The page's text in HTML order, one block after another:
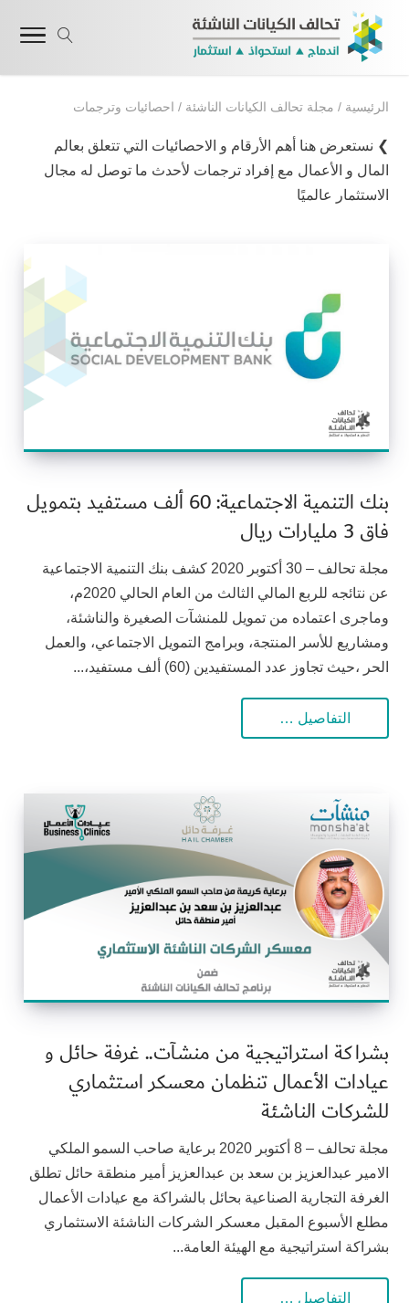
الرئيسية / مجلة تحالف الكيانات الناشئة / احصائيات وترجمات
❯ نستعرض هنا أهم الأرقام و الاحصائيات التي تتعلق بعالم
المال و الأعمال مع إفراد ترجمات لأحدث ما توصل له مجال
الاستثمار عالميًا
بنك التنمية الاجتماعية: 60 ألف مستفيد بتمويل
فاق 3 مليارات ريال
مجلة تحالف – 30 أكتوبر 2020 كشف بنك التنمية الاجتماعية
عن نتائجه للربع المالي الثالث من العام الحالي 2020م،
وماجرى اعتماده من تمويل للمنشآت الصغيرة والناشئة،
ومشاريع للأسر المنتجة، وبرامج التمويل الاجتماعي، والعمل
الحر ،حيث تجاوز عدد المستفيدين (60) ألف مستفيد،...
التفاصيل …
بشراكة استراتيجية من منشآت.. غرفة حائل و
عيادات الأعمال تنظمان معسكر استثماري
للشركات الناشئة
مجلة تحالف – 8 أكتوبر 2020 برعاية صاحب السمو الملكي
الامير عبدالعزيز بن سعد بن عبدالعزيز أمير منطقة حائل تطلق
الغرفة التجارية الصناعية بحائل بالشراكة مع عيادات الأعمال
مطلع الأسبوع المقبل معسكر الشركات الناشئة الاستثماري
بشراكة استراتيجية مع الهيئة العامة...
التفاصيل …